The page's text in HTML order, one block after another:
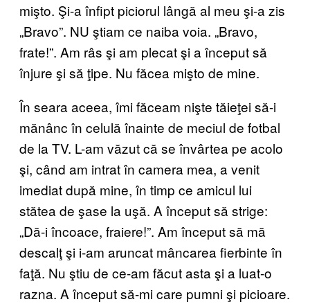
mişto. Şi-a înfipt piciorul lângă al meu şi-a zis
„Bravo”. NU ştiam ce naiba voia. „Bravo,
frate!”. Am râs şi am plecat şi a început să
înjure şi să ţipe. Nu făcea mişto de mine.
În seara aceea, îmi făceam nişte tăieţei să-i
mănânc în celulă înainte de meciul de fotbal
de la TV. L-am văzut că se învârtea pe acolo
şi, când am intrat în camera mea, a venit
imediat după mine, în timp ce amicul lui
stătea de şase la uşă. A început să strige:
„Dă-i încoace, fraiere!”. Am început să mă
descalţ şi i-am aruncat mâncarea fierbinte în
faţă. Nu ştiu de ce-am făcut asta şi a luat-o
razna. A început să-mi care pumni şi picioare.